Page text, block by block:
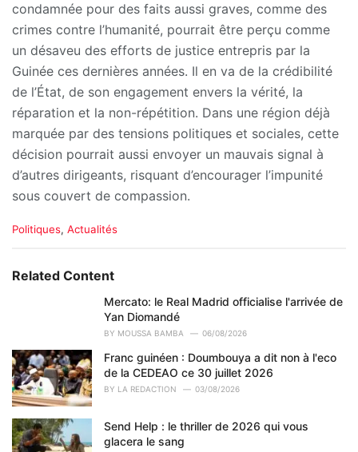
condamnée pour des faits aussi graves, comme des
crimes contre l’humanité, pourrait être perçu comme
un désaveu des efforts de justice entrepris par la
Guinée ces dernières années. Il en va de la crédibilité
de l’État, de son engagement envers la vérité, la
réparation et la non-répétition. Dans une région déjà
marquée par des tensions politiques et sociales, cette
décision pourrait aussi envoyer un mauvais signal à
d’autres dirigeants, risquant d’encourager l’impunité
sous couvert de compassion.
C
e
s
:
Politiques, Actualités
Related Content
Mercato: le Real Madrid officialise l'arrivée de
Yan Diomandé
BY MOUSSA BAMBA 06/08/2026
Franc guinéen : Doumbouya a dit non à l'eco
de la CEDEAO ce 30 juillet 2026
BY LA REDACTION 03/08/2026
Send Help : le thriller de 2026 qui vous
glacera le sang